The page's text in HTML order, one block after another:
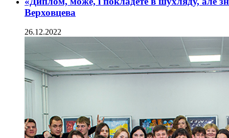
Верховцева
26.12.2022